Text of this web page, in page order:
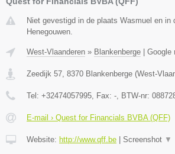
Niet gevestigd in de plaats Wasmuel en in
Henegouwen.
West-Vlaanderen » Blankenberge Google
Zeedijk 57, 8370 Blankenberge (West-
Tel: +32474057995, Fax: -, BTW-nr:
E-mail › Quest for Financials BVBA (QFF)
Website: http://www.qff.be Screenshot ▼